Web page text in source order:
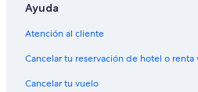
Hoteles en Larbert
Ayuda
Atención al cliente
Cancelar tu reservación de hotel o renta
Cancelar tu vuelo